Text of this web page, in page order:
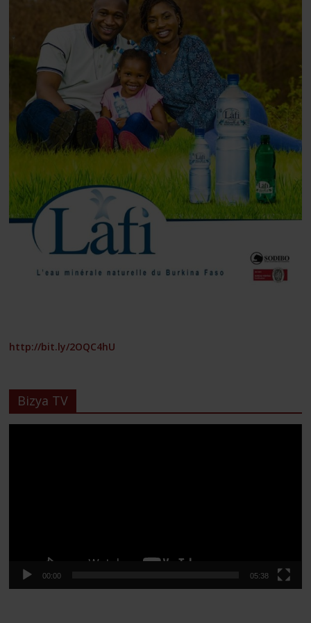
http://bit.ly/2OQC4hU
Bizya TV
00:00 05:38